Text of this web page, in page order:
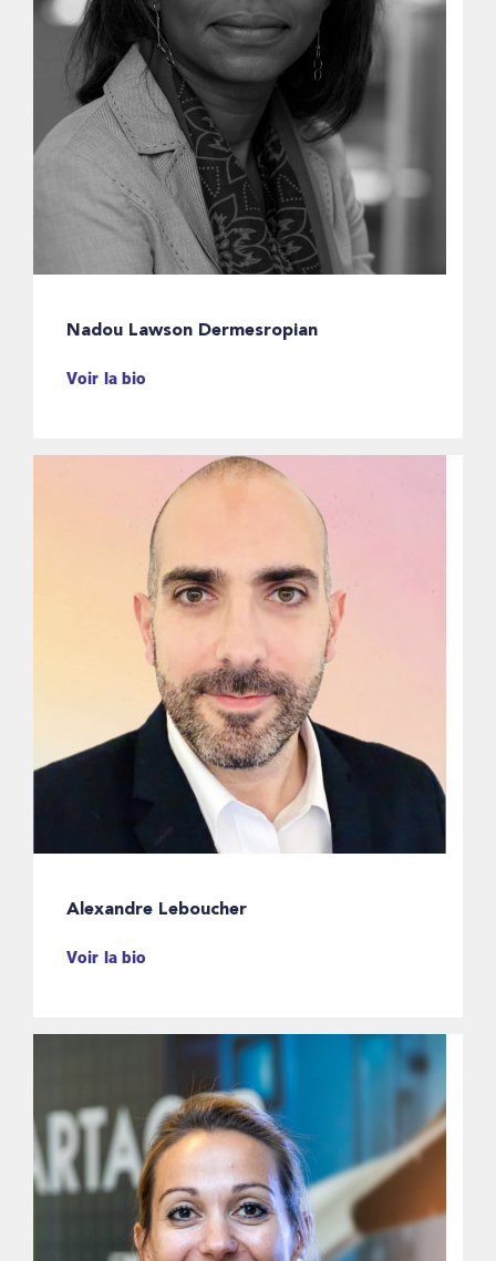
Nadou Lawson Dermesropian
Voir la bio
Alexandre Leboucher
Voir la bio